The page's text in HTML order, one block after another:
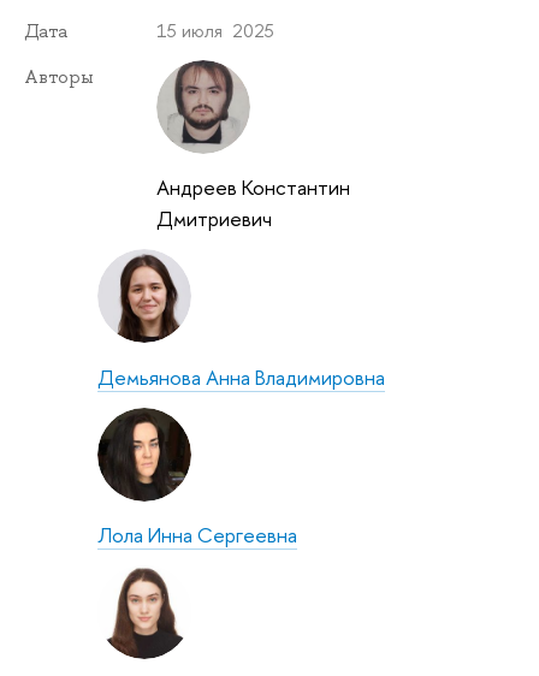
Дата 15 июля 2025
Авторы
Андреев Константин
Дмитриевич
Демьянова Анна Владимировна
Лола Инна Сергеевна